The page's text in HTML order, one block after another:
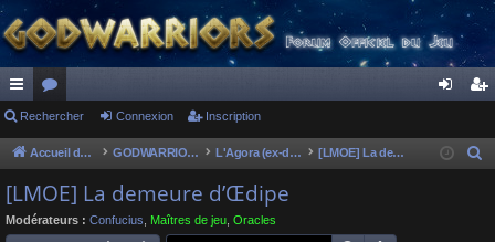
ac
co
ur
ci
or
u
m
s
ne cri
Rechercher Connexion Inscription
Accueil du forum GODWARRIORS - LE JEU L'Agora (ex-discussions of the dead) [LMOE] La demeure d’Œdipe
[LMOE] La demeure d’Œdipe
Modérateurs : Confucius Maîtres de jeu Oracles